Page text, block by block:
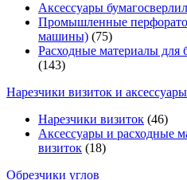
Аксессуары
Промышленные
машины) (75)
Расходные материалы
(143)
Нарезчики визиток и аксессуары
Нарезчики визиток (46)
Аксессуары и расходные
визиток (18)
Обрезчики углов